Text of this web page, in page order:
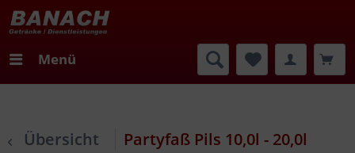
Menü
Übersicht Partyfaß Pils 10,0l - 20,0l